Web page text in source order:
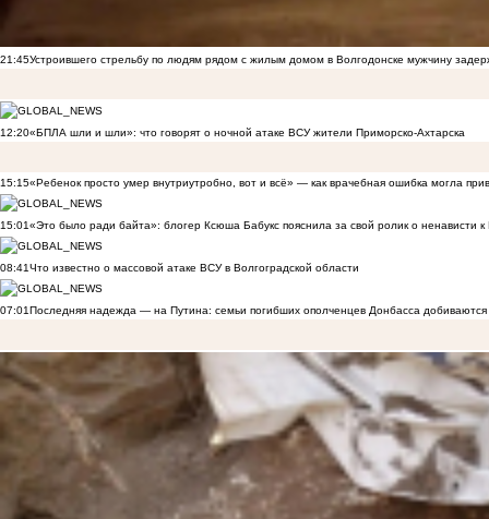
21:45Устроившего стрельбу по людям рядом с жилым домом в Волгодонске мужчину
12:20«БПЛА шли и шли»: что говорят о ночной атаке ВСУ жители Приморско-Ахтарска
15:15«Ребенок просто умер внутриутробно, вот и всё» — как врачебная ошибка могла
15:01«Это было ради байта»: блогер Ксюша Бабукс пояснила за свой ролик о ненависти
08:41Что известно о массовой атаке ВСУ в Волгоградской области
07:01Последняя надежда — на Путина: семьи погибших ополченцев Донбасса добиваются